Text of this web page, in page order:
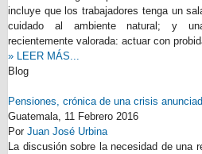
incluye que los trabajadores tenga un
cuidado al ambiente natural; y
recientemente valorada: actuar con
» LEER MÁS...
Blog
Pensiones, crónica de una crisis
Guatemala, 11 Febrero 2016
Por Juan José Urbina
La discusión sobre la necesidad de una